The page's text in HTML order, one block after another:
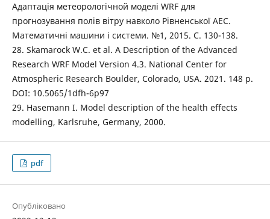
Адаптація метеорологічной моделі WRF для
прогнозування полів вітру навколо Рівненської АЕС.
Математичні машини і системи. №1, 2015. С. 130-138.
28. Skamarock W.C. et al. A Description of the Advanced
Research WRF Model Version 4.3. National Center for
Atmospheric Research Boulder, Colorado, USA. 2021. 148 p.
DOI: 10.5065/1dfh-6p97
29. Hasemann I. Model description of the health effects
modelling, Karlsruhe, Germany, 2000.
pdf
Опубліковано